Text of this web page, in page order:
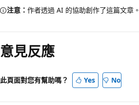
注意： 作者透過 AI 的協助創作了這篇文章。
意見反應
此頁面對您有幫助嗎？ Yes No